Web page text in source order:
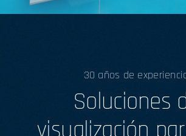
30 años de
Soluciones